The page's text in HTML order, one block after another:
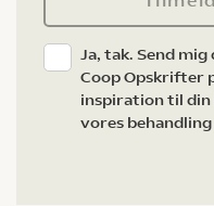
Ja, tak. Send
Coop Opskrifter
inspiration til din
vores